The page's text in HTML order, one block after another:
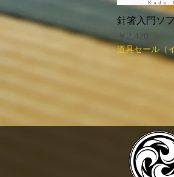
ク
針箸入門ソ
価格
￥2,420
道具セール（イ